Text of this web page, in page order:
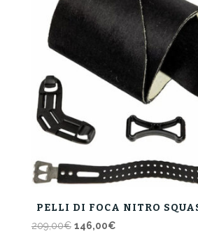
PELLI DI FOCA NITRO
209,00€ Il
146,00€Il